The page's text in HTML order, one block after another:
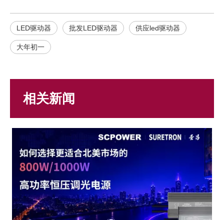
LED驱动器 批发LED驱动器 供应led驱动器
大年初一
相关新闻